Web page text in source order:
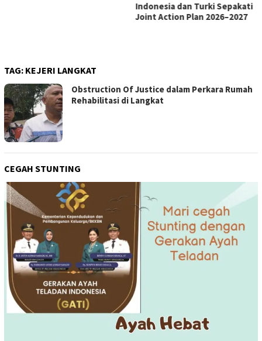
Satgas PRR Pacu Realisasi
Tambahan TKD Aceh Rp1,65
TAG: KEJERI LANGKAT
Obstruction Of Justice dalam Perkara Rumah
Rehabilitasi di Langkat
CEGAH STUNTING